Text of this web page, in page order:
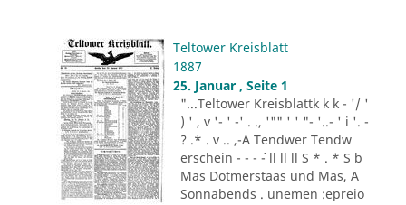
Teltower Kreisblatt
1887
25. Januar , Seite 1
"...Teltower Kreisblattk k k - '/ '
) ' , v '- ' -' . ., '"" ' ' "- '..- ' i '. -
? .* . v .. ,-A Tendwer Tendw
erschein - - - ´- ll ll ll S * . * S b
Mas Dotmerstaas und Mas, A
Sonnabends . unemen :epreio